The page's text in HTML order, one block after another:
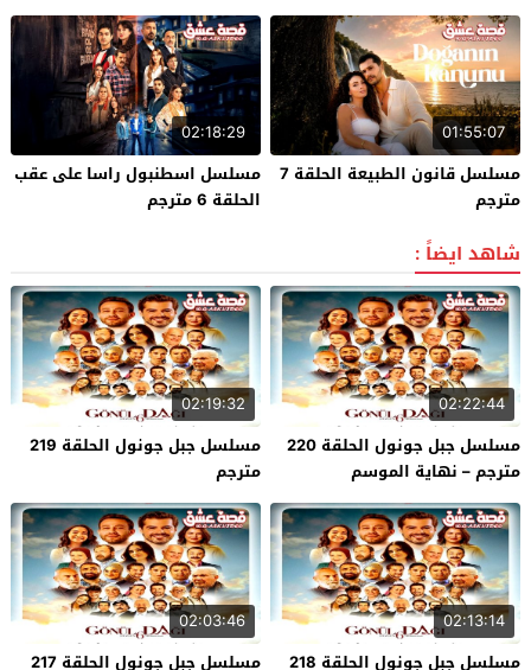
01:55:07
مسلسل قانون الطبيعة الحلقة 7
مترجم
02:18:29
مسلسل اسطنبول راسا على عقب
الحلقة 6 مترجم
شاهد ايضاً :
02:22:44
مسلسل جبل جونول الحلقة 220
مترجم – نهاية الموسم
02:19:32
مسلسل جبل جونول الحلقة 219
مترجم
02:13:14
مسلسل جبل جونول الحلقة 218
02:03:46
مسلسل جبل جونول الحلقة 217